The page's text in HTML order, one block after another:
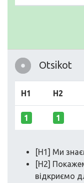
Otsikot
H1 H2
1 1
[H1] Ми
[H2]
відкриємо